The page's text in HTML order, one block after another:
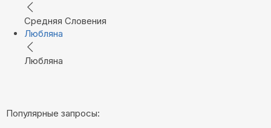
Средняя Словения
Любляна
Любляна
Популярные запросы: